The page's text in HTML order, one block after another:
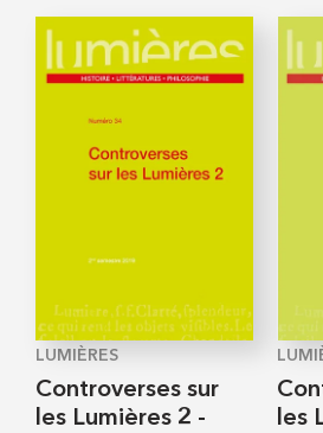
LUMIÈRES
Controverses sur
les Lumières 2 -
les